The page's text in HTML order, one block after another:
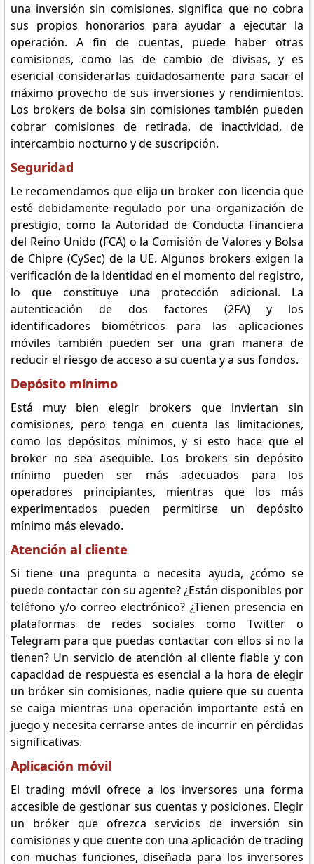
una inversión sin comisiones, significa que no cobra
sus propios honorarios para ayudar a ejecutar la
operación. A fin de cuentas, puede haber otras
comisiones, como las de cambio de divisas, y es
esencial considerarlas cuidadosamente para sacar el
máximo provecho de sus inversiones y rendimientos.
Los brokers de bolsa sin comisiones también pueden
cobrar comisiones de retirada, de inactividad, de
intercambio nocturno y de suscripción.
Seguridad
Le recomendamos que elija un broker con licencia que
esté debidamente regulado por una organización de
prestigio, como la Autoridad de Conducta Financiera
del Reino Unido (FCA) o la Comisión de Valores y Bolsa
de Chipre (CySec) de la UE. Algunos brokers exigen la
verificación de la identidad en el momento del registro,
lo que constituye una protección adicional. La
autenticación de dos factores (2FA) y los
identificadores biométricos para las aplicaciones
móviles también pueden ser una gran manera de
reducir el riesgo de acceso a su cuenta y a sus fondos.
Depósito mínimo
Está muy bien elegir brokers que inviertan sin
comisiones, pero tenga en cuenta las limitaciones,
como los depósitos mínimos, y si esto hace que el
broker no sea asequible. Los brokers sin depósito
mínimo pueden ser más adecuados para los
operadores principiantes, mientras que los más
experimentados pueden permitirse un depósito
mínimo más elevado.
Atención al cliente
Si tiene una pregunta o necesita ayuda, ¿cómo se
puede contactar con su agente? ¿Están disponibles por
teléfono y/o correo electrónico? ¿Tienen presencia en
plataformas de redes sociales como Twitter o
Telegram para que puedas contactar con ellos si no la
tienen? Un servicio de atención al cliente fiable y con
capacidad de respuesta es esencial a la hora de elegir
un bróker sin comisiones, nadie quiere que su cuenta
se caiga mientras una operación importante está en
juego y necesita cerrarse antes de incurrir en pérdidas
significativas.
Aplicación móvil
El trading móvil ofrece a los inversores una forma
accesible de gestionar sus cuentas y posiciones. Elegir
un bróker que ofrezca servicios de inversión sin
comisiones y que cuente con una aplicación de trading
con muchas funciones, diseñada para los inversores